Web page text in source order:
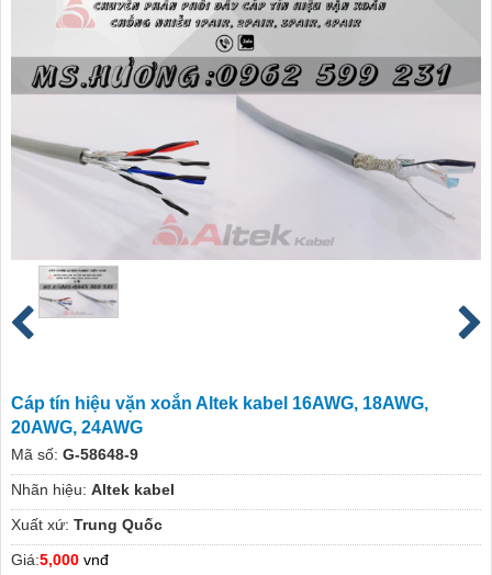
Cáp tín hiệu vặn xoắn Altek kabel 16AWG, 18AWG,
20AWG, 24AWG
Mã số: G-58648-9
Nhãn hiệu: Altek kabel
Xuất xứ: Trung Quốc
Giá:5,000 vnđ